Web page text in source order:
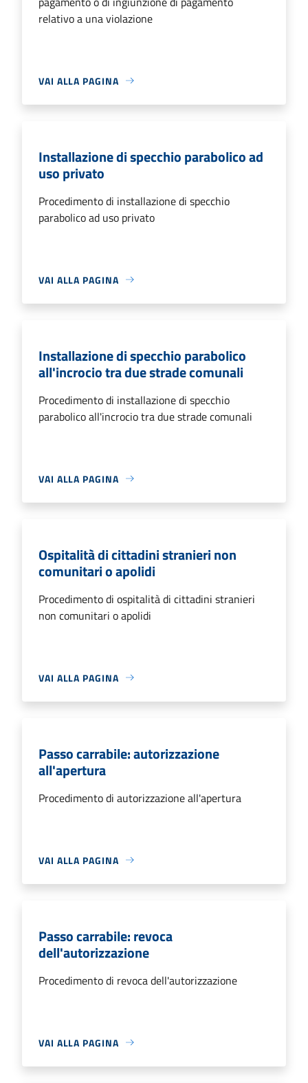
relativo a una violazione
VAI ALLA PAGINA
Installazione di specchio parabolico ad
uso privato
Procedimento di installazione di specchio
parabolico ad uso privato
VAI ALLA PAGINA
Installazione di specchio parabolico
all'incrocio tra due strade comunali
Procedimento di installazione di specchio
parabolico all'incrocio tra due strade comunali
VAI ALLA PAGINA
Ospitalità di cittadini stranieri non
comunitari o apolidi
Procedimento di ospitalità di cittadini stranieri
non comunitari o apolidi
VAI ALLA PAGINA
Passo carrabile: autorizzazione
all'apertura
Procedimento di autorizzazione all'apertura
VAI ALLA PAGINA
Passo carrabile: revoca
dell'autorizzazione
Procedimento di revoca dell'autorizzazione
VAI ALLA PAGINA